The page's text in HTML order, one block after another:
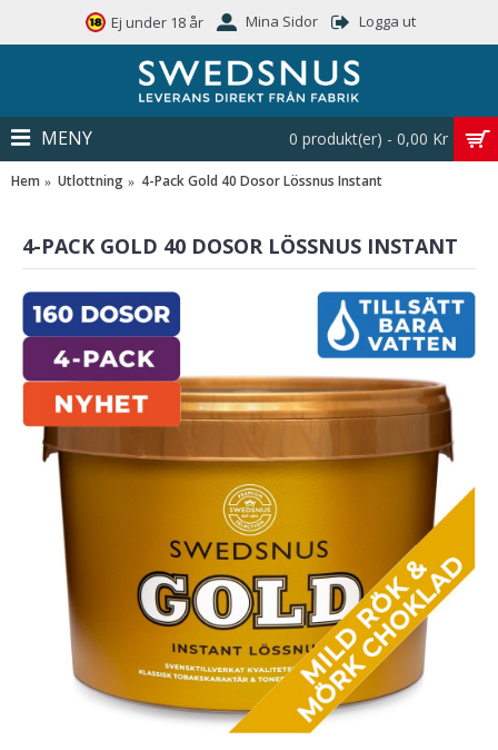
Ej under 18 år Mina Sidor Logga ut
0 produkt(er) - 0,00 Kr
MENY
Hem Utlottning 4-Pack Gold 40 Dosor Lössnus Instant
4-PACK GOLD 40 DOSOR LÖSSNUS INSTANT